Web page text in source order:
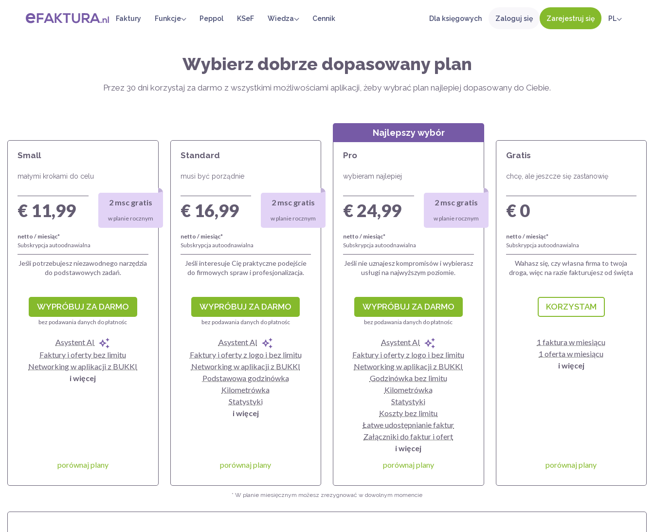
Faktury Funkcje Peppol KSeF Wiedza Cennik Dla księgowych Zaloguj się Zarejestruj się PL
Wybierz dobrze dopasowany plan
Przez 30 dni korzystaj za darmo z wszystkimi możliwościami aplikacji, żeby wybrać plan najlepiej dopasowany do Ciebie.
Small
małymi krokami do celu
€ 11,99
netto / miesiąc*
Subskrypcja autoodnawialna
2 msc gratis
w planie rocznym
Jeśli potrzebujesz niezawodnego narzędzia
do podstawowych zadań.
WYPRÓBUJ ZA DARMO
bez podawania danych do płatnośc
Asystent AI
Faktury i oferty bez limitu
Networking w aplikacji z BUKKI
i więcej
porównaj plany
Standard
musi być porządnie
€ 16,99
netto / miesiąc*
Subskrypcja autoodnawialna
2 msc gratis
w planie rocznym
Jeśli interesuje Cię praktyczne podejście
do firmowych spraw i profesjonalizacja.
WYPRÓBUJ ZA DARMO
bez podawania danych do płatnośc
Asystent AI
Faktury i oferty z logo i bez limitu
Networking w aplikacji z BUKKI
Podstawowa godzinówka
Kilometrówka
Statystyki
i więcej
porównaj plany
Pro
wybieram najlepiej
€ 24,99
netto / miesiąc*
Subskrypcja autoodnawialna
2 msc gratis
w planie rocznym
Jeśli nie uznajesz kompromisów i wybierasz
usługi na najwyższym poziomie.
WYPRÓBUJ ZA DARMO
bez podawania danych do płatnośc
Asystent AI
Faktury i oferty z logo i bez limitu
Networking w aplikacji z BUKKI
Godzinówka bez limitu
Kilometrówka
Statystyki
Koszty bez limitu
Łatwe udostępnianie faktur
Załączniki do faktur i ofert
i więcej
porównaj plany
Gratis
chcę, ale jeszcze się zastanowię
€ 0
netto / miesiąc*
Subskrypcja autoodnawialna
Wahasz się, czy własna firma to twoja
droga, więc na razie fakturujesz od święta
KORZYSTAM
1 faktura w miesiącu
1 oferta w miesiącu
i więcej
porównaj plany
Najlepszy wybór
* W planie miesięcznym możesz zrezygnować w dowolnym momencie